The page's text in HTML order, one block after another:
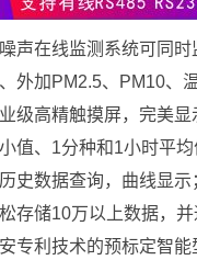
声在线监测系统可同时
外加PM2.5、PM10、
级高精触摸屏，完美显
值、1分种和1小时平
史数据查询，曲线显示
存储10万以上数据，并
专利技术的预标定智能